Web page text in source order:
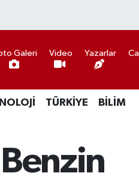
Galeri Video Yazarlar
TÜRKİYE BİLİM